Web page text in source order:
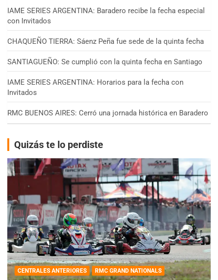
IAME SERIES ARGENTINA: Baradero recibe la fecha especial
con Invitados
CHAQUEÑO TIERRA: Sáenz Peña fue sede de la quinta fecha
SANTIAGUEÑO: Se cumplió con la quinta fecha en Santiago
IAME SERIES ARGENTINA: Horarios para la fecha con
Invitados
RMC BUENOS AIRES: Cerró una jornada histórica en Baradero
Quizás te lo perdiste
CENTRALES ANTERIORES RMC GRAND NATIONALS